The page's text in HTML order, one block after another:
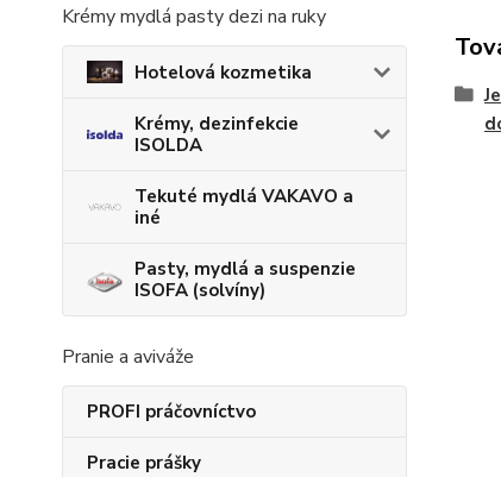
Krémy mydlá pasty dezi na ruky
Hotelová kozmetika
Krémy, dezinfekcie
ISOLDA
Tekuté mydlá VAKAVO a
iné
Pasty, mydlá a suspenzie
ISOFA (solvíny)
Pranie a aviváže
PROFI práčovníctvo
Pracie prášky